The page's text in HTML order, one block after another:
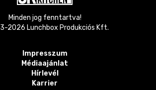
Minden jog fenntartva!
2026 Lunchbox Produkciós Kft.
Impresszum
Médiaajánlat
Hírlevél
Karrier